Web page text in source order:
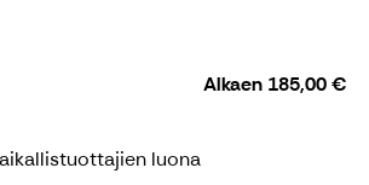
Alkaen 185,00 €
luona